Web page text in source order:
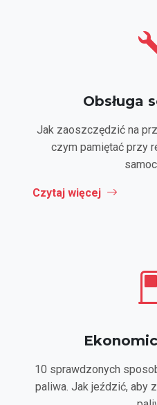
Obsługa
Jak zaoszczędzić na
czym pamiętać przy
Czytaj więcej
10 sprawdzonych
paliwa. Jak jeździć, aby